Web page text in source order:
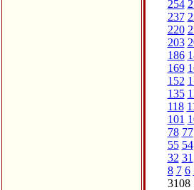
254
237
220
203
186
169
152
135
118
101
78 77
55 54
32 31
8 7 6
3108